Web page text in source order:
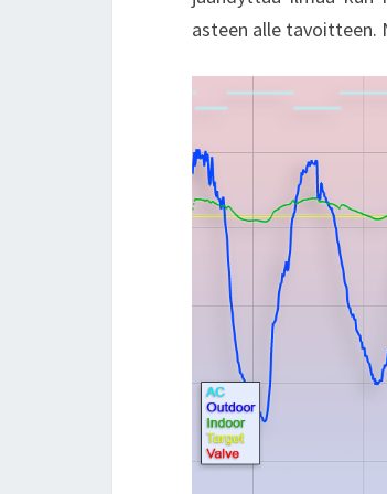
asteen alle tavoitteen.